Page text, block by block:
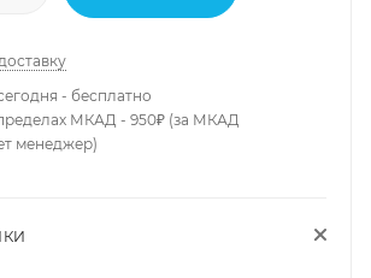
- бесплатно
МКАД - 950₽ (за МКАД
менеджер)